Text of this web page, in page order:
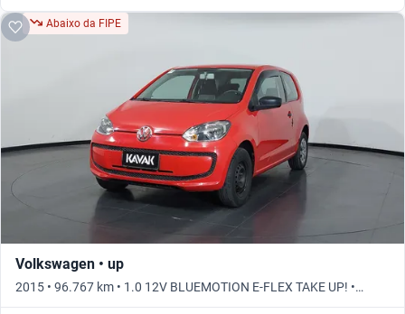
Abaixo da FIPE
Volkswagen • up
2015 • 96.767 km • 1.0 12V BLUEMOTION E-FLEX TAKE UP! •
Manual